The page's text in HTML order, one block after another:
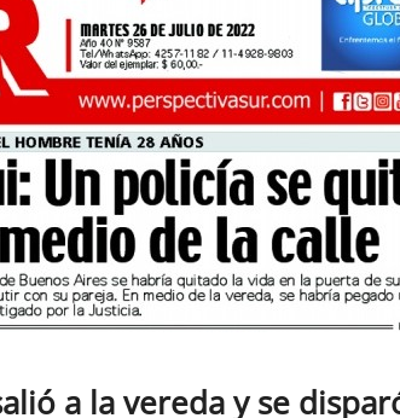
a la vereda y se